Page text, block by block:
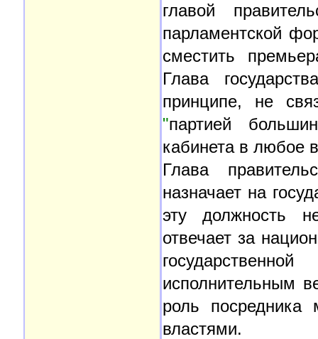
главой
парламентской
сместить
Глава
принципе, не
"партией
кабинета в любое
Глава
назначает на
эту должность
отвечает за
исполнительным
роль посредника
властями.